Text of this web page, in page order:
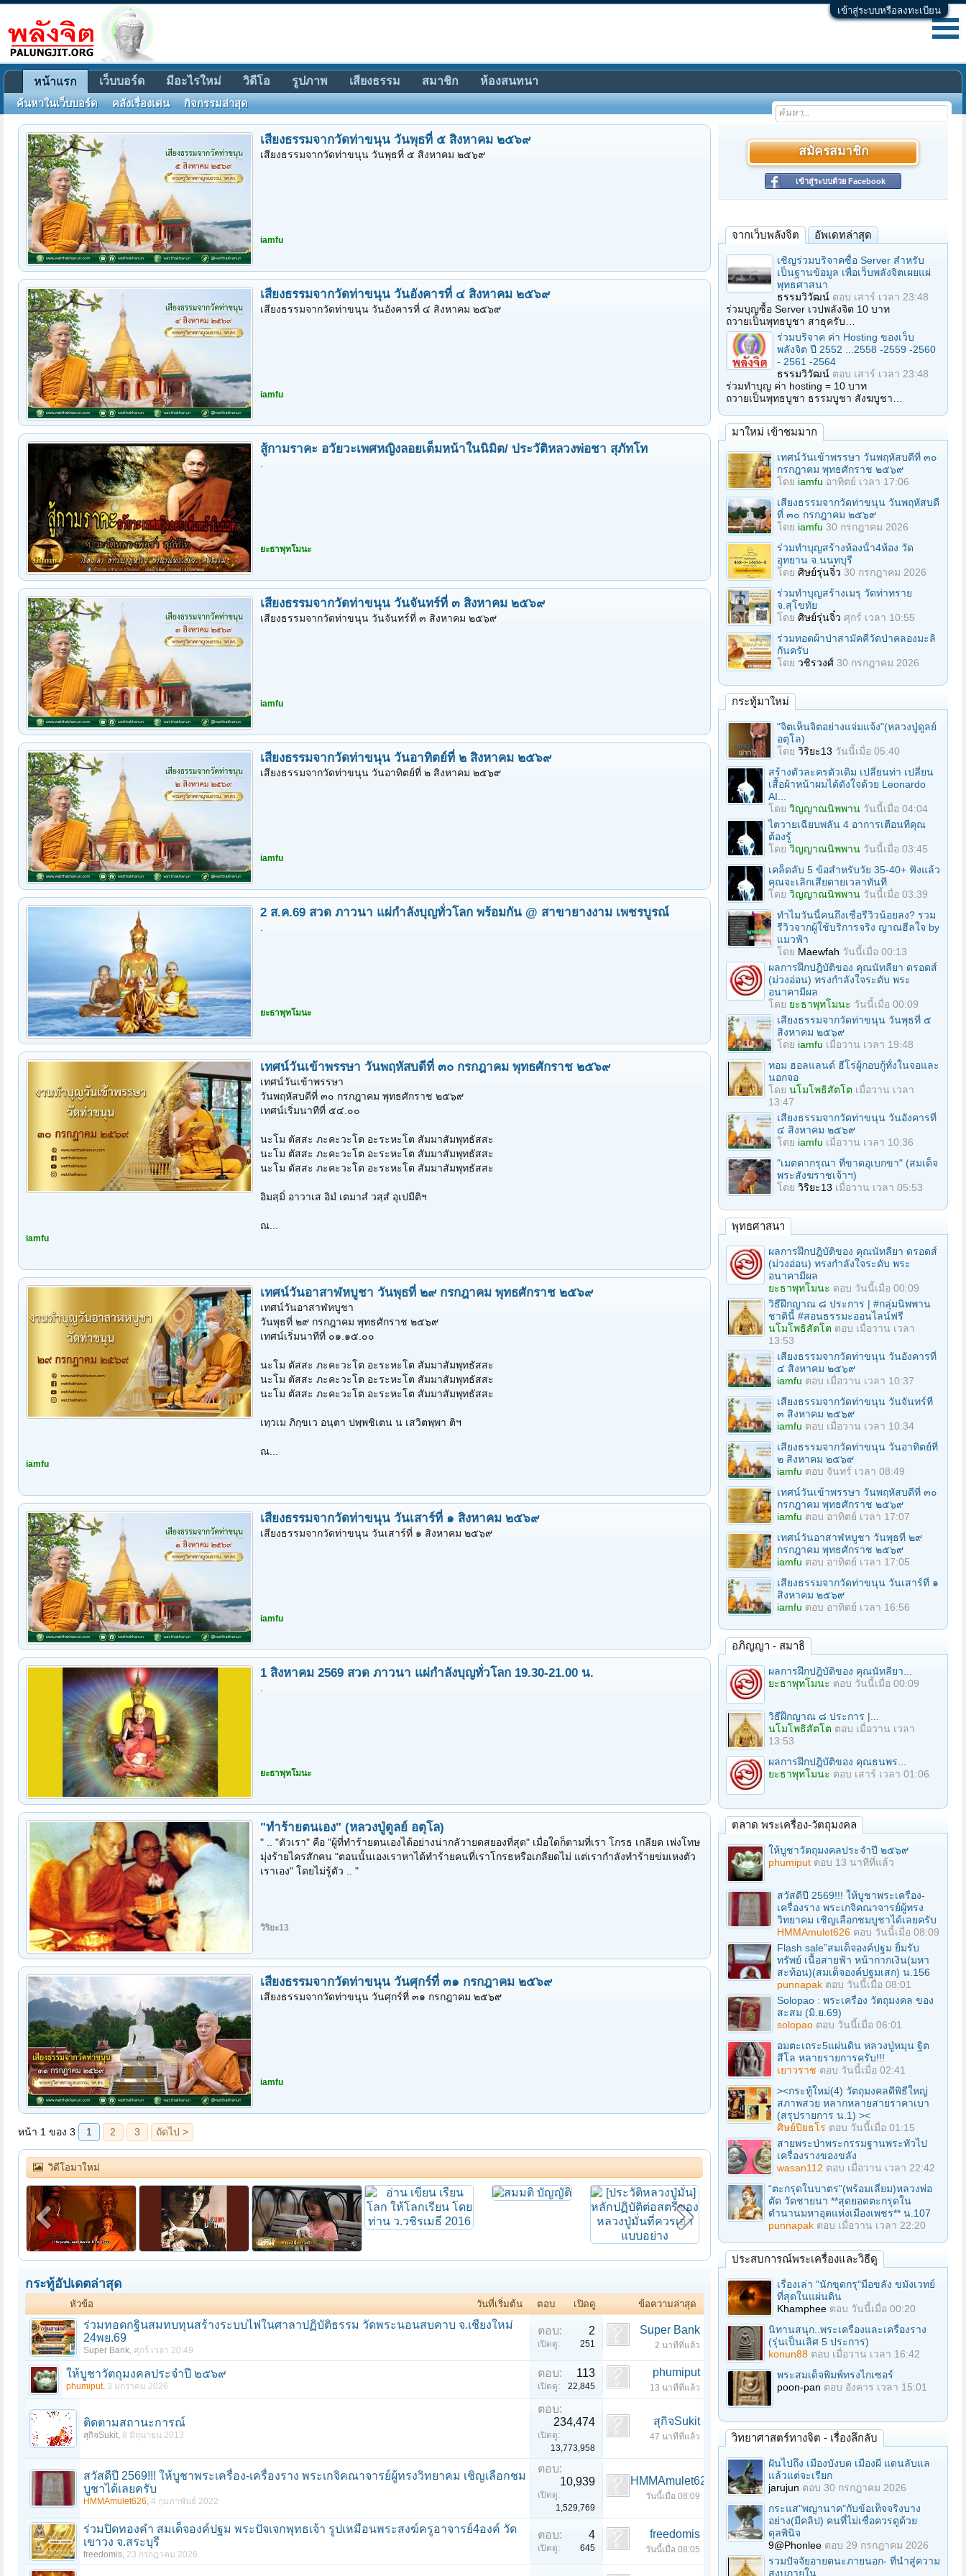
เข้าสู่ระบบหรือลงทะเบียน
เสียงธรรมจากวัดท่าขนุน วันพุธที่ ๕ สิงหาคม ๒๕๖๙
เสียงธรรมจากวัดท่าขนุน วันพุธที่ ๕ สิงหาคม ๒๕๖๙
iamfu
เสียงธรรมจากวัดท่าขนุน วันอังคารที่ ๔ สิงหาคม ๒๕๖๙
เสียงธรรมจากวัดท่าขนุน วันอังคารที่ ๔ สิงหาคม ๒๕๖๙
iamfu
สู้กามราคะ อวัยวะเพศหญิงลอยเต็มหน้าในนิมิต/ ประวัติหลวงพ่อชา สุภัทโท
ยะธาพุทโมนะ
เสียงธรรมจากวัดท่าขนุน วันจันทร์ที่ ๓ สิงหาคม ๒๕๖๙
เสียงธรรมจากวัดท่าขนุน วันจันทร์ที่ ๓ สิงหาคม ๒๕๖๙
iamfu
เสียงธรรมจากวัดท่าขนุน วันอาทิตย์ที่ ๒ สิงหาคม ๒๕๖๙
เสียงธรรมจากวัดท่าขนุน วันอาทิตย์ที่ ๒ สิงหาคม ๒๕๖๙
iamfu
2 ส.ค.69 สวด ภาวนา แผ่กำลังบุญทั่วโลก พร้อมกัน @ สาขายางงาม เพชรบูรณ์
ยะธาพุทโมนะ
เทศน์วันเข้าพรรษา วันพฤหัสบดีที่ ๓๐ กรกฎาคม พุทธศักราช ๒๕๖๙
เทศน์วันเข้าพรรษา
วันพฤหัสบดีที่ ๓๐ กรกฎาคม พุทธศักราช ๒๕๖๙
เทศน์เริ่มนาทีที่ ๕๔.๐๐
นะโม ตัสสะ ภะคะวะโต อะระหะโต สัมมาสัมพุทธัสสะ
นะโม ตัสสะ ภะคะวะโต อะระหะโต สัมมาสัมพุทธัสสะ
นะโม ตัสสะ ภะคะวะโต อะระหะโต สัมมาสัมพุทธัสสะ
อิมสฺมิํ อาวาเส อิมํ เตมาสํ วสฺสํ อุเปมีติฯ
ณ...
iamfu
เทศน์วันอาสาฬหบูชา วันพุธที่ ๒๙ กรกฎาคม พุทธศักราช ๒๕๖๙
เทศน์วันอาสาฬหบูชา
วันพุธที่ ๒๙ กรกฎาคม พุทธศักราช ๒๕๖๙
เทศน์เริ่มนาทีที่ ๐๑.๑๕.๐๐
นะโม ตัสสะ ภะคะวะโต อะระหะโต สัมมาสัมพุทธัสสะ
นะโม ตัสสะ ภะคะวะโต อะระหะโต สัมมาสัมพุทธัสสะ
นะโม ตัสสะ ภะคะวะโต อะระหะโต สัมมาสัมพุทธัสสะ
เทฺวเม ภิกฺขเว อนฺตา ปพฺพชิเตน น เสวิตพฺพา ติฯ
ณ...
iamfu
เสียงธรรมจากวัดท่าขนุน วันเสาร์ที่ ๑ สิงหาคม ๒๕๖๙
เสียงธรรมจากวัดท่าขนุน วันเสาร์ที่ ๑ สิงหาคม ๒๕๖๙
iamfu
1 สิงหาคม 2569 สวด ภาวนา แผ่กำลังบุญทั่วโลก 19.30-21.00 น.
ยะธาพุทโมนะ
"ทำร้ายตนเอง" (หลวงปู่ดูลย์ อตุโล)
" .. "ตัวเรา" คือ "ผู้ที่ทำร้ายตนเองได้อย่างน่ากลัวายดสยองที่สุด" เมื่อใดก็ตามที่เรา โกรธ เกลียด เพ่งโทษ
มุ่งร้ายไครสักคน "ตอนนั้นเองเราหาได้ทำร้ายคนที่เราโกรธหรือเกลียดไม่ แต่เรากำลังทำร้ายข่มเหงตัว
เราเอง" โดยไม่รู้ตัว .. "
วิริยะ13
เสียงธรรมจากวัดท่าขนุน วันศุกร์ที่ ๓๑ กรกฎาคม ๒๕๖๙
เสียงธรรมจากวัดท่าขนุน วันศุกร์ที่ ๓๑ กรกฎาคม ๒๕๖๙
iamfu
หน้า 1 ของ 3 1 2 3
วิดีโอมาใหม่
ตอนต้นสู้ทนทุกข์จะได้สุขเมื่อตอนปลาย : คมธรรมประจำวันกับท่าน ว.วชิรเมธี หวง · ปฐมพร ละครธรรมนำชีวิต | ความดีที่หลงเหลือ
อ่าน เขียน เรียนโลก ให้โลกเรียน โดย ท่าน ว.วชิรเมธี 2016
สมมติ บัญญัติ
"ย้ง ทรงยศ" เปิดตัวบริษัทไอดอล "ทาดาเอนเทอร์เทนเมนท์" เตรียมเดบิวต์มีนาคมนี้ : FEED อ่าวนาง บีท มิวสิค เฟสติวัล เคาท์ดาวน์ กระบี่ 2565 l เรื่องจริง Night Life
กระทู้อัปเดตล่าสุด
หัวข้อ วันที่เริ่มต้น ตอบ เปิดดู ข้อความล่าสุด
ร่วมทอดกฐินสมทบทุนสร้างระบบไฟในศาลาปฏิบัติธรรม วัดพระนอนสบคาบ จ.เชียงใหม่
24พย.69
Super Bank, ศุกร์ เวลา 20:49
ตอบ: 2
เปิดดู: 251
Super Bank
2 นาทีที่แล้ว
ให้บูชาวัตถุมงคลประจำปี ๒๕๖๙
phumiput, 3 มกราคม 2026
ตอบ: 113
เปิดดู: 22,845
phumiput
13 นาทีที่แล้ว
ติดตามสถานะการณ์
สุกิจSukit, 8 มิถุนายน 2013
ตอบ:
234,474
เปิดดู:
13,773,958
สุกิจSukit
47 นาทีที่แล้ว
สวัสดีปี 2569!!! ให้บูชาพระเครื่อง-เครื่องราง พระเกจิคณาจารย์ผู้ทรงวิทยาคม เชิญเลือกชม
บูชาได้เลยครับ
HMMAmulet626, 4 กุมภาพันธ์ 2022
ตอบ:
10,939
เปิดดู:
1,529,769
HMMAmulet626
วันนี้เมื่อ 08:09
ร่วมปิดทองคํา สมเด็จองค์ปฐม พระปัจเจกพุทธเจ้า รูปเหมือนพระสงฆ์ครูอาจารย์4องค์ วัด
เขาวง จ.สระบุรี
freedomis, 23 กรกฎาคม 2026
ตอบ: 4
เปิดดู: 645
freedomis
วันนี้เมื่อ 08:05
สมัครสมาชิก
เข้าสู่ระบบด้วย Facebook
จากเว็บพลังจิต อัพเดทล่าสุด
เชิญร่วมบริจาคซื้อ Server สำหรับ
เป็นฐานข้อมูล เพื่อเว็บพลังจิตเผยแผ่
พุทธศาสนา
ธรรมวิวัฒน์ ตอบ เสาร์ เวลา 23:48
ร่วมบุญซื้อ Server เวปพลังจิต 10 บาท
ถวายเป็นพุทธบูชา สาธุครับ…
ร่วมบริจาค ค่า Hosting ของเว็บ
พลังจิต ปี 2552 ...2558 -2559 -2560
- 2561 -2564
ธรรมวิวัฒน์ ตอบ เสาร์ เวลา 23:48
ร่วมทำบุญ ค่า hosting = 10 บาท
ถวายเป็นพุทธบูชา ธรรมบูชา สังฆบูชา…
มาใหม่ เข้าชมมาก
เทศน์วันเข้าพรรษา วันพฤหัสบดีที่ ๓๐
กรกฎาคม พุทธศักราช ๒๕๖๙
โดย iamfu อาทิตย์ เวลา 17:06
เสียงธรรมจากวัดท่าขนุน วันพฤหัสบดี
ที่ ๓๐ กรกฎาคม ๒๕๖๙
โดย iamfu 30 กรกฎาคม 2026
ร่วมทําบุญสร้างห้องนั้า4ห้อง วัด
อุทยาน จ.นนทบุรี
โดย ศิษย์รุ่นจิ๋ว 30 กรกฎาคม 2026
ร่วมทําบุญสร้างเมรุ วัดท่าทราย
จ.สุโขทัย
โดย ศิษย์รุ่นจิ๋ว ศุกร์ เวลา 10:55
ร่วมทอดผ้าป่าสามัคคีวัดป่าคลองมะลิ
กันครับ
โดย วชิรวงศ์ 30 กรกฎาคม 2026
กระทู้มาใหม่
"จิตเห็นจิตอย่างแจ่มแจ้ง"(หลวงปู่ดูลย์
อตุโล)
โดย วิริยะ13 วันนี้เมื่อ 05:40
สร้างตัวละครตัวเดิม เปลี่ยนท่า เปลี่ยน
เสื้อผ้าหน้าผมได้ดังใจด้วย Leonardo
AI...
โดย วิญญาณนิพพาน วันนี้เมื่อ 04:04
ไตวายเฉียบพลัน 4 อาการเตือนที่คุณ
ต้องรู้
โดย วิญญาณนิพพาน วันนี้เมื่อ 03:45
เคล็ดลับ 5 ข้อสำหรับวัย 35-40+ ฟังแล้ว
คุณจะเลิกเสียดายเวลาทันที
โดย วิญญาณนิพพาน วันนี้เมื่อ 03:39
ทำไมวันนี้คนถึงเชื่อรีวิวน้อยลง? รวม
รีวิวจากผู้ใช้บริการจริง ญาณฮีลใจ by
แมวฟ้า
โดย Maewfah วันนี้เมื่อ 00:13
ผลการฝึกปฎิบัติของ คุณนัทลียา ดรอดส์
(ม่วงอ่อน) ทรงกำลังใจระดับ พระ
อนาคามีผล
โดย ยะธาพุทโมนะ วันนี้เมื่อ 00:09
เสียงธรรมจากวัดท่าขนุน วันพุธที่ ๕
สิงหาคม ๒๕๖๙
โดย iamfu เมื่อวาน เวลา 19:48
ทอม ฮอลแลนด์ ฮีโร่ผู้กอบกู้ทั้งในจอและ
นอกจอ
โดย นโมโพธิสัตโต เมื่อวาน เวลา
13:47
เสียงธรรมจากวัดท่าขนุน วันอังคารที่
๔ สิงหาคม ๒๕๖๙
โดย iamfu เมื่อวาน เวลา 10:36
"เมตตากรุณา ที่ขาดอุเบกขา" (สมเด็จ
พระสังฆราชเจ้าฯ)
โดย วิริยะ13 เมื่อวาน เวลา 05:53
พุทธศาสนา
ผลการฝึกปฎิบัติของ คุณนัทลียา ดรอดส์
(ม่วงอ่อน) ทรงกำลังใจระดับ พระ
อนาคามีผล
ยะธาพุทโมนะ ตอบ วันนี้เมื่อ 00:09
วิธีฝึกญาณ ๘ ประการ | #กลุ่มนิพพาน
ชาตินี้ #สอนธรรมะออนไลน์ฟรี
นโมโพธิสัตโต ตอบ เมื่อวาน เวลา
13:53
เสียงธรรมจากวัดท่าขนุน วันอังคารที่
๔ สิงหาคม ๒๕๖๙
iamfu ตอบ เมื่อวาน เวลา 10:37
เสียงธรรมจากวัดท่าขนุน วันจันทร์ที่
๓ สิงหาคม ๒๕๖๙
iamfu ตอบ เมื่อวาน เวลา 10:34
เสียงธรรมจากวัดท่าขนุน วันอาทิตย์ที่
๒ สิงหาคม ๒๕๖๙
iamfu ตอบ จันทร์ เวลา 08:49
เทศน์วันเข้าพรรษา วันพฤหัสบดีที่ ๓๐
กรกฎาคม พุทธศักราช ๒๕๖๙
iamfu ตอบ อาทิตย์ เวลา 17:07
เทศน์วันอาสาฬหบูชา วันพุธที่ ๒๙
กรกฎาคม พุทธศักราช ๒๕๖๙
iamfu ตอบ อาทิตย์ เวลา 17:05
เสียงธรรมจากวัดท่าขนุน วันเสาร์ที่ ๑
สิงหาคม ๒๕๖๙
iamfu ตอบ อาทิตย์ เวลา 16:56
อภิญญา - สมาธิ
ผลการฝึกปฎิบัติของ คุณนัทลียา...
ยะธาพุทโมนะ ตอบ วันนี้เมื่อ 00:09
วิธีฝึกญาณ ๘ ประการ |...
นโมโพธิสัตโต ตอบ เมื่อวาน เวลา
13:53
ผลการฝึกปฎิบัติของ คุณธนพร...
ยะธาพุทโมนะ ตอบ เสาร์ เวลา 01:06
ตลาด พระเครื่อง-วัตถุมงคล
ให้บูชาวัตถุมงคลประจำปี ๒๕๖๙
phumiput ตอบ 13 นาทีที่แล้ว
สวัสดีปี 2569!!! ให้บูชาพระเครื่อง-
เครื่องราง พระเกจิคณาจารย์ผู้ทรง
วิทยาคม เชิญเลือกชมบูชาได้เลยครับ
HMMAmulet626 ตอบ วันนี้เมื่อ 08:09
Flash sale”สมเด็จองค์ปฐม ยิ้มรับ
ทรัพย์ เนื้อสายฟ้า หน้ากากเงิน(มหา
สะท้อน)(สมเด็จองค์ปฐมเสก) น.156
punnapak ตอบ วันนี้เมื่อ 08:01
Solopao : พระเครื่อง วัตถุมงคล ของ
สะสม (มิ.ย.69)
solopao ตอบ วันนี้เมื่อ 06:01
อมตะเถระ5แผ่นดิน หลวงปู่หมุน ฐิต
สีโล หลายรายการครับ!!!
เยาวราช ตอบ วันนี้เมื่อ 02:41
><กระทู้ใหม่(4) วัตถุมงคลดีพิธีใหญ่
สภาพสวย หลากหลายสายราคาเบา
(สรุปรายการ น.1) ><
ศิษย์ปิยธโร ตอบ วันนี้เมื่อ 01:15
สายพระป่าพระกรรมฐานพระทั่วไป
เครื่องรางของขลัง
wasan112 ตอบ เมื่อวาน เวลา 22:42
“ตะกรุดในบาตร”(พร้อมเลี่ยม)หลวงพ่อ
ตัด วัดชายนา **สุดยอดตะกรุดใน
ตำนานมหาอุตแห่งเมืองเพชร** น.107
punnapak ตอบ เมื่อวาน เวลา 22:20
ประสบการณ์พระเครื่องและวิธีดู
เรื่องเล่า "นักขุดกรุ"มือขลัง ขมังเวทย์
ที่สุดในแผ่นดิน
Khamphee ตอบ วันนี้เมื่อ 00:20
นิทานสนุก..พระเครื่องและเครื่องราง
(รุ่นเป็นเลิศ 5 ประการ)
konun88 ตอบ เมื่อวาน เวลา 16:42
พระสมเด็จพิมพ์ทรงไกเซอร์
poon-pan ตอบ อังคาร เวลา 15:01
วิทยาศาสตร์ทางจิต - เรื่องลึกลับ
ฝันไปถึง เมืองบังบด เมืองผี แดนลับแล
แล้วแต่จะเรียก
jarujun ตอบ 30 กรกฎาคม 2026
กระแส"พญานาค"กับข้อเท็จจริงบาง
อย่าง(มีคลิป) คนที่ไม่เชื่อควรดูด้วย
ดุลพินิจ
9@Phonlee ตอบ 29 กรกฎาคม 2026
รวมปัจจัยอายตนะภายนอก- ที่นำสู่ความ
สงบภายใน
หน้าแรก
ค้นหาในเว็บบอร์ด คลังเรื่องเด่น กิจกรรมล่าสุด
เว็บบอร์ด มีอะไรใหม่ วิดีโอ รูปภาพ เสียงธรรม สมาชิก ห้องสนทนา